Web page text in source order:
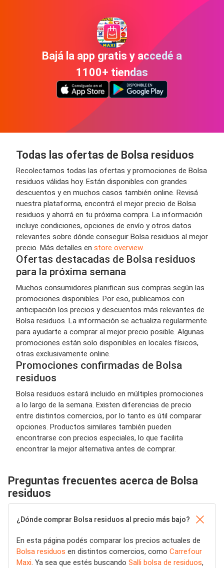
Bajá la app gratis y accedé a
1100+ tiendas
Todas las ofertas de Bolsa residuos
Recolectamos todas las ofertas y promociones de Bolsa
residuos válidas hoy. Están disponibles con grandes
descuentos y en muchos casos también online. Revisá
nuestra plataforma, encontrá el mejor precio de Bolsa
residuos y ahorrá en tu próxima compra. La información
incluye condiciones, opciones de envío y otros datos
relevantes sobre dónde conseguir Bolsa residuos al mejor
precio. Más detalles en store overview.
Ofertas destacadas de Bolsa residuos
para la próxima semana
Muchos consumidores planifican sus compras según las
promociones disponibles. Por eso, publicamos con
anticipación los precios y descuentos más relevantes de
Bolsa residuos. La información se actualiza regularmente
para ayudarte a comprar al mejor precio posible. Algunas
promociones están solo disponibles en locales físicos,
otras exclusivamente online.
Promociones confirmadas de Bolsa
residuos
Bolsa residuos estará incluido en múltiples promociones
a lo largo de la semana. Existen diferencias de precio
entre distintos comercios, por lo tanto es útil comparar
opciones. Productos similares también pueden
encontrarse con precios especiales, lo que facilita
encontrar la mejor alternativa antes de comprar.
Preguntas frecuentes acerca de Bolsa
residuos
¿Dónde comprar Bolsa residuos al precio más bajo?
En esta página podés comparar los precios actuales de
Bolsa residuos en distintos comercios, como Carrefour
Maxi. Ya sea que estés buscando Salli bolsa de residuos,